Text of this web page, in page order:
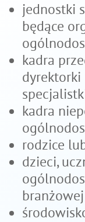
jednostki
będące
kadra
dyrektorki
kadra
rodzice
dzieci,